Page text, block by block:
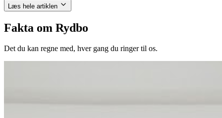
Læs hele artiklen
Fakta om Rydbo
Det du kan regne med, hver gang du ringer til os.